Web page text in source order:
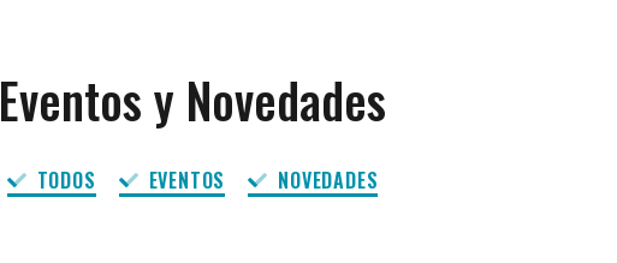
Eventos y Novedades
TODOS EVENTOS NOVEDADES